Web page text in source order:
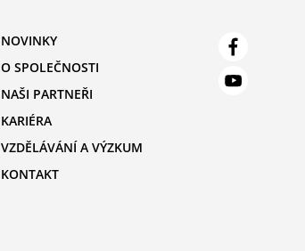
NOVINKY
O SPOLEČNOSTI
NAŠI PARTNEŘI
KARIÉRA
VZDĚLÁVÁNÍ A VÝZKUM
KONTAKT